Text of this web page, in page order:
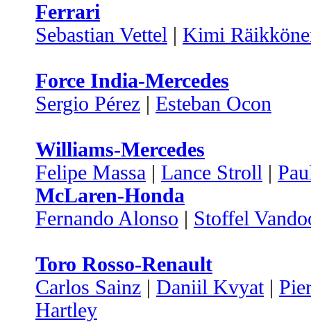
Ferrari
Sebastian Vettel | Kimi
Force India-Mercedes
Sergio Pérez | Esteban Ocon
Williams-Mercedes
Felipe Massa | Lance Stroll |
McLaren-Honda
Fernando Alonso | Stoffel
Toro Rosso-Renault
Carlos Sainz | Daniil Kvyat|
Hartley